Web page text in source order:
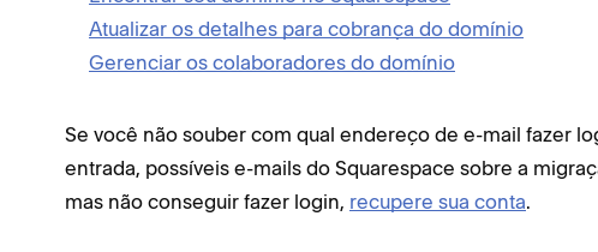
Atualizar os detalhes para cobrança do domínio
Gerenciar os colaboradores do domínio
Se você não souber com qual endereço de e-mail fazer
entrada, possíveis e-mails do Squarespace sobre a
mas não conseguir fazer login, recupere sua conta.